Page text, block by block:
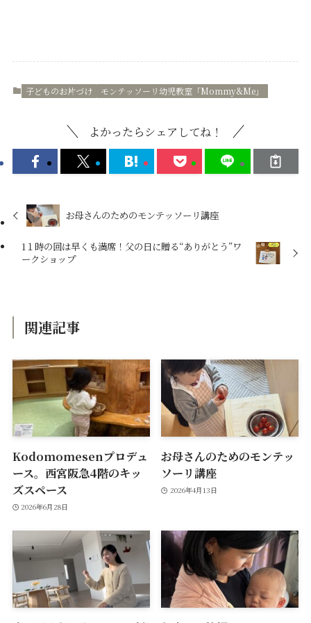
子どものお片づけ モンテッソーリ幼児教室「Mommy&Me」
よかったらシェアしてね！
お母さんのためのモンテッソーリ講座
1１時の回は早くも満席！父の日に贈る“ありがとう”ワ
ークショップ
関連記事
Kodomomesenプロデュ
ース。西宮阪急4階のキッ
ズスペース
2026年6月28日
お母さんのためのモンテッ
ソーリ講座
2026年4月13日